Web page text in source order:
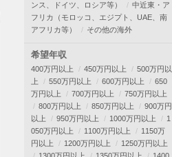
ンス、ドイツ、ロシア等）
中近東・ア
フリカ（モロッコ、エジプト、UAE、南
アフリカ等）
その他の海外
希望年収
400万円以上 450万円以上
500万円以
上
550万円以上 600万円以上
650
万円以上
700万円以上
750万円以上
800万円以上
850万円以上
900万円
以上
950万円以上 1000万円以上
1
050万円以上
1100万円以上
1150万
円以上
1200万円以上
1250万円以上